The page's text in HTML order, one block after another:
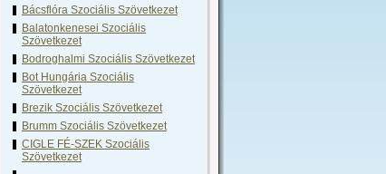
Bácsflóra Szociális Szövetkezet
Balatonkenesei Szociális
Szövetkezet
Bodroghalmi Szociális Szövetkezet
Bot Hungária Szociális
Szövetkezet
Brezik Szociális Szövetkezet
Brumm Szociális Szövetkezet
CIGLE FÉ-SZEK Szociális
Szövetkezet